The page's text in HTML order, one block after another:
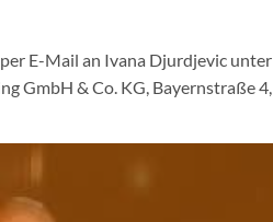
E-Mail an Ivana Djurdjevic unter
GmbH & Co. KG, Bayernstraße 4,